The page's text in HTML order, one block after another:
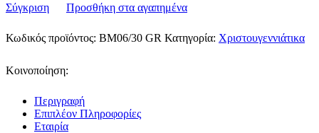
ποσότητα
Σύγκριση Προσθήκη στα αγαπημένα
Κωδικός προϊόντος: BM06/30 GR Κατηγορία: Χριστουγεννιάτικα
Κοινοποίηση:
Περιγραφή
Επιπλέον Πληροφορίες
Εταιρία